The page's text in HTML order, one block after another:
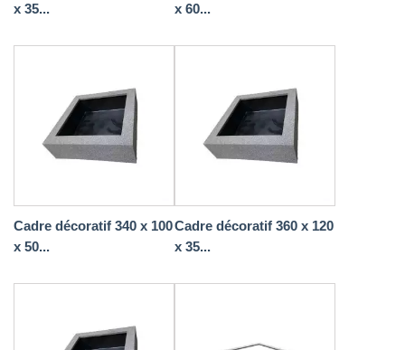
x 35...
x 60...
Cadre décoratif 340 x 100
x 50...
Cadre décoratif 360 x 120
x 35...